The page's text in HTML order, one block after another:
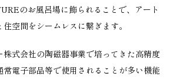
のお風呂場に飾られることで、アート
空間をシームレスに繋ぎます。
式会社の陶磁器事業で培ってきた高精度
常電子部品等で使用されることが多い機能